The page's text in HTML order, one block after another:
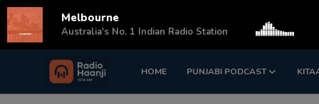
HOME PUNJABI PODCAST
Login Register
Melbourne
Australia's No. 1 Indian Radio Station